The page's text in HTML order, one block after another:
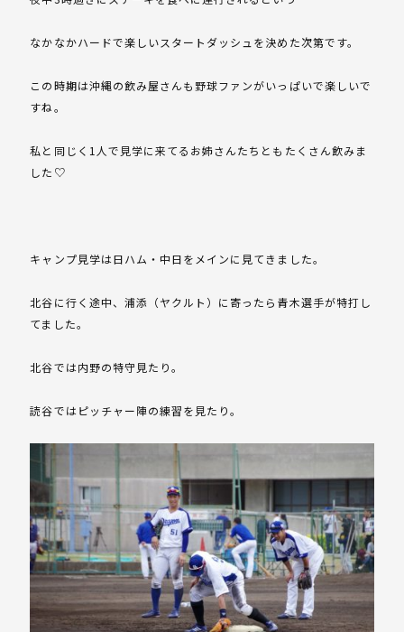
なかなかハードで楽しいスタートダッシュを決めた次第です。
この時期は沖縄の飲み屋さんも野球ファンがいっぱいで楽しいで
すね。
私と同じく1人で見学に来てるお姉さんたちともたくさん飲みま
した♡
キャンプ見学は日ハム・中日をメインに見てきました。
北谷に行く途中、浦添（ヤクルト）に寄ったら青木選手が特打し
てました。
北谷では内野の特守見たり。
読谷ではピッチャー陣の練習を見たり。